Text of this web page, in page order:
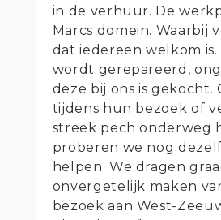
in de verhuur. De
Marcs domein. Waarbij
dat iedereen welkom
wordt gerepareerd,
deze bij ons is gekocht.
tijdens hun bezoek of
streek pech onderweg
proberen we nog
helpen. We dragen
onvergetelijk maken
bezoek aan West-